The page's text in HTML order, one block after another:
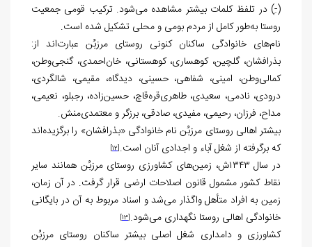
(-ِ) در تلفظ کلمات بیشتر مشاهده می‌شود. ترکیب قومی جمعیت
روستا به‌طور کامل از مردم بومی و محلی تشکیل شده است.
نام‌های خانوادگی ساکنان کنونی روستای مرزبُن عبارت‌اند از:
بذرافشان، گلچین، کوهساری، کوهستانی، خان‌احمدی، گنجی‌وطن،
کمالی‌وطن، امینی، شفاهی، حسینی، دیدگاه، مقیمی، شالگردی،
درودی، نادمی، سعیدی، طاهری‌قره‌قاچ، حسین‌زاده، رجبلو، نعیمی،
مداح، فرزان، رحیمی، مفیدی، صادقی، برزگر و معتمدی‌منش.
بیشتر اهالی روستای مرزبُن نام خانوادگی «بذرافشان» را برگزیده‌اند
که برگرفته از شغل آباء و اجدادی آنان است.[12]
در سال ۱۳۴۳ش، زمین‌های کشاورزی روستای مرزبُن همانند سایر
نقاط کشور مشمول قانون اصلاحات ارضی قرار گرفت. در آن زمان،
زمین به افراد متأهل واگذار می‌شد و اسناد مربوط به آن در بایگانی
خانوادگی اهالی روستا نگهداری می‌شود.[13]
کشاورزی و دامداری شغل اصلی بیشتر ساکنان روستای مرزبُن